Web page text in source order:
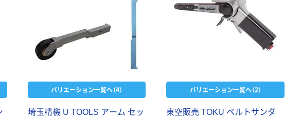
バリエーション一覧へ（4）
埼玉精機 U TOOLS アーム セッ
バリエーション一覧へ（2）
東空販売 TOKU ベルトサンダ